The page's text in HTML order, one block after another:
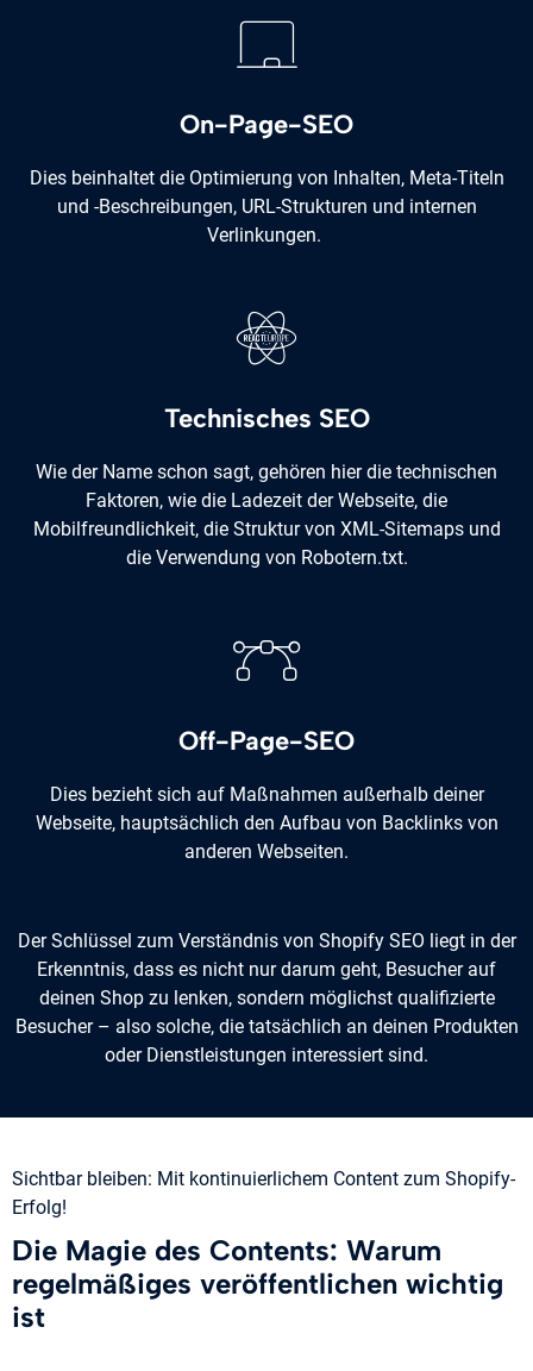
On-Page-SEO
Dies beinhaltet die Optimierung von Inhalten, Meta-Titeln
und -Beschreibungen, URL-Strukturen und internen
Verlinkungen.
Technisches SEO
Wie der Name schon sagt, gehören hier die technischen
Faktoren, wie die Ladezeit der Webseite, die
Mobilfreundlichkeit, die Struktur von XML-Sitemaps und
die Verwendung von Robotern.txt.
Off-Page-SEO
Dies bezieht sich auf Maßnahmen außerhalb deiner
Webseite, hauptsächlich den Aufbau von Backlinks von
anderen Webseiten.
Der Schlüssel zum Verständnis von Shopify SEO liegt in der
Erkenntnis, dass es nicht nur darum geht, Besucher auf
deinen Shop zu lenken, sondern möglichst qualifizierte
Besucher – also solche, die tatsächlich an deinen Produkten
oder Dienstleistungen interessiert sind.
Sichtbar bleiben: Mit kontinuierlichem Content zum Shopify-
Erfolg!
Die Magie des Contents: Warum
regelmäßiges veröffentlichen wichtig
ist